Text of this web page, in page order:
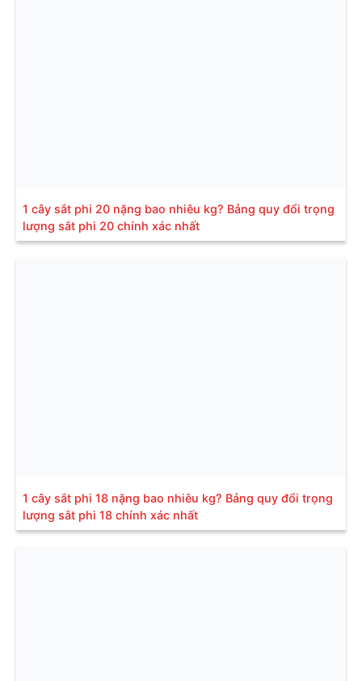
1 cây sắt phi 20 nặng bao nhiêu kg? Bảng quy đổi trọng
lượng sắt phi 20 chính xác nhất
1 cây sắt phi 18 nặng bao nhiêu kg? Bảng quy đổi trọng
lượng sắt phi 18 chính xác nhất